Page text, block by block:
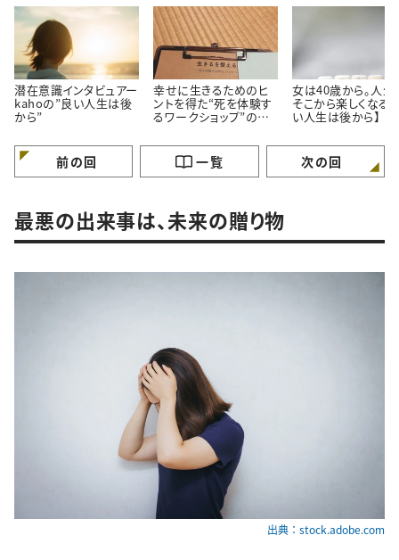
潜在意識インタビュアー
kahoの”良い人生は後
から”
幸せに生きるためのヒ
ントを得た“死を体験す
るワークショップ”の話
女は40歳から。人生
そこから楽しくなる。
い人生は後から】
前の回 一覧 次の回
最悪の出来事は、未来の贈り物
出典：stock.adobe.com